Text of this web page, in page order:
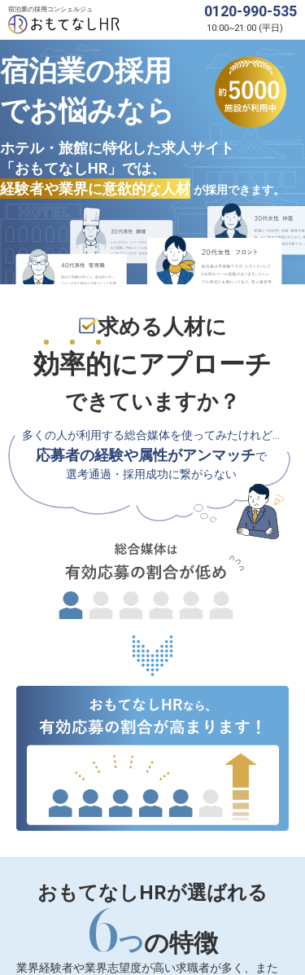
宿泊業の採用コンシェルジュ 0120-990-535
10:00~21:00 (平日)
宿泊業の採用
でお悩みなら
ホテル・旅館に特化した求人サイト
「おもてなしHR」では、
経験者や業界に意欲的な人材 が採用できます。
求める人材に
効率的にアプローチ
できていますか？
多くの人が利用する総合媒体を使ってみたけれど…
応募者の経験や属性がアンマッチで
選考通過・採用成功に繋がらない
おもてなしHRが選ばれる
6つの特徴
業界経験者や業界志望度が高い求職者が多く、また